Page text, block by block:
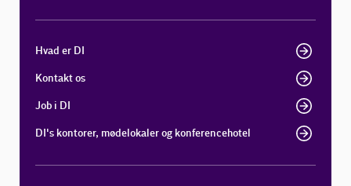
Hvad er DI
Kontakt os
Job i DI
DI's kontorer, mødelokaler og konferencehotel